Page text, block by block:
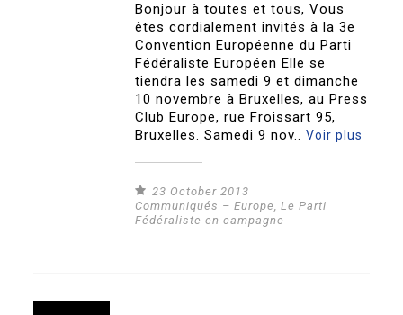
Bonjour à toutes et tous, Vous
êtes cordialement invités à la 3e
Convention Européenne du Parti
Fédéraliste Européen Elle se
tiendra les samedi 9 et dimanche
10 novembre à Bruxelles, au Press
Club Europe, rue Froissart 95,
Bruxelles. Samedi 9 nov..Voir plus
23 October 2013
Communiqués – Europe,Le Parti
Fédéraliste en campagne